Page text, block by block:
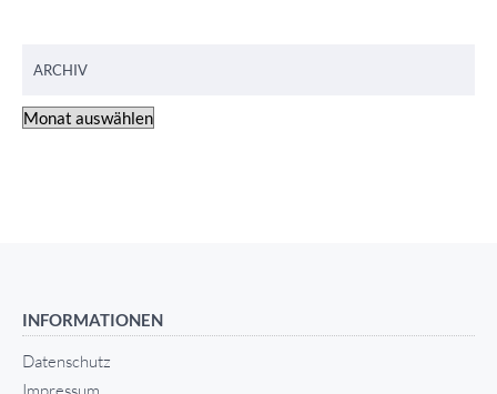
ARCHIV
INFORMATIONEN
Datenschutz